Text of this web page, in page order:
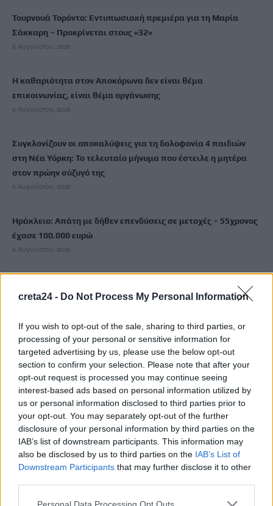
creta24 - Do Not Process My Personal Information
If you wish to opt-out of the sale, sharing to third parties, or
processing of your personal or sensitive information for
targeted advertising by us, please use the below opt-out
section to confirm your selection. Please note that after your
opt-out request is processed you may continue seeing
interest-based ads based on personal information utilized by
us or personal information disclosed to third parties prior to
your opt-out. You may separately opt-out of the further
disclosure of your personal information by third parties on the
IAB’s list of downstream participants. This information may
also be disclosed by us to third parties on the IAB’s List of
Downstream Participants that may further disclose it to other
Personal Data Processing Opt Outs
Τουρνουά Τορόντο: Εντυπωσιακή πρεμιέρα για τη Μαρία
Σάκκαρη – Προκρίνεται στους «32»
6 Αυγούστου, 2026
Η καθαριότητα στον Αποκόρωνα δεν είναι θέμα
επικοινωνίας, είναι θέμα οργάνωσης
6 Αυγούστου, 2026
Συγκλονίζουν οι αποκαλύψεις για τη δολοφονία 4 παιδιών
στη Νέα Υόρκη: Το τελευταίο μήνυμα που έστειλε η μητέρα
στον πρώην σύζυγό της
6 Αυγούστου, 2026
Ηράκλειο: Απάτη με δήθεν επενδύσεις σε μετοχές – 55χρονος
έχασε 100.000 ευρώ
6 Αυγούστου, 2026
που δημοσιεύτηκε
Σητεία: Χωρίς ενεργό μέτωπο η φωτιά στο Καρύδι –
Σταμάτησαν τα εναέρια μέσα
6 Αυγούστου, 2026
Ηράκλειο: Μία σύλληψη για την έκρηξη στον φούρνο στη
Θέρισσο
6 Αυγούστου, 2026
Ηράκλειο: Συνεχίζεται η ασφαλτόστρωση της λ. Ικάρου
6 Αυγούστου, 2026